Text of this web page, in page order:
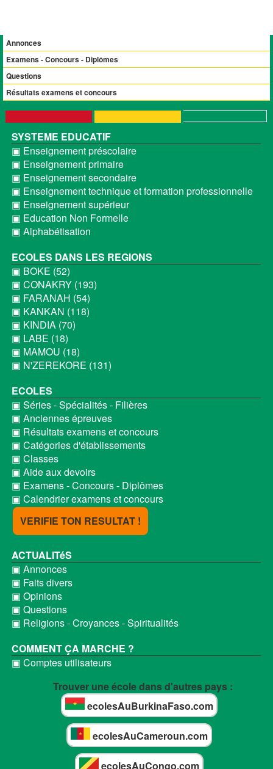
Annonces
Examens - Concours - Diplômes
Questions
Résultats examens et concours
SYSTEME EDUCATIF
▣ Enseignement préscolaire
▣ Enseignement primaire
▣ Enseignement secondaire
▣ Enseignement technique et formation professionnelle
▣ Enseignement supérieur
▣ Education Non Formelle
▣ Alphabétisation
ECOLES DANS LES REGIONS
▣ BOKE (52)
▣ CONAKRY (193)
▣ FARANAH (54)
▣ KANKAN (118)
▣ KINDIA (70)
▣ LABE (18)
▣ MAMOU (18)
▣ N'ZEREKORE (131)
ECOLES
▣ Séries - Spécialités - Filières
▣ Anciennes épreuves
▣ Résultats examens et concours
▣ Catégories d'établissements
▣ Classes
▣ Aide aux devoirs
▣ Examens - Concours - Diplômes
▣ Calendrier examens et concours
VERIFIE TON RESULTAT !
ACTUALITéS
▣ Annonces
▣ Faits divers
▣ Opinions
▣ Questions
▣ Religions - Croyances - Spiritualités
COMMENT ÇA MARCHE ?
▣ Comptes utilisateurs
Trouver une école dans d'autres pays :
ecolesAuBurkinaFaso.com
ecolesAuCameroun.com
ecolesAuCongo.com